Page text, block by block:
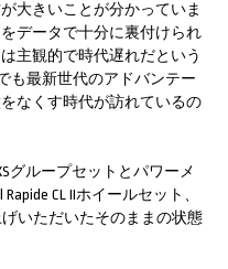
大きいことが分かっていま
データで十分に裏付けられ
主観的で時代遅れだという
も最新世代のアドバンテー
なくす時代が訪れているの
グループセットとパワーメ
CL IIホイールセット、
げいただいたそのままの状態